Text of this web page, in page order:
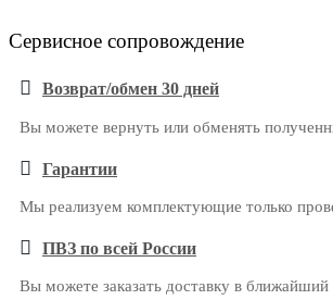
Сервисное сопровождение
Возврат/обмен 30 дней
Вы можете вернуть или обменять
Гарантии
Мы реализуем комплектующие только
ПВЗ по всей России
Вы можете заказать доставку в